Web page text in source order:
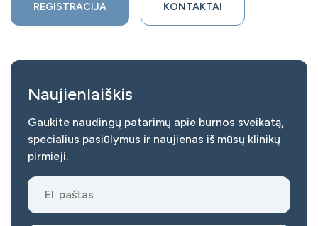
REGISTRACIJA KONTAKTAI
Naujienlaiškis
Gaukite naudingų patarimų apie burnos sveikatą,
specialius pasiūlymus ir naujienas iš mūsų klinikų
pirmieji.